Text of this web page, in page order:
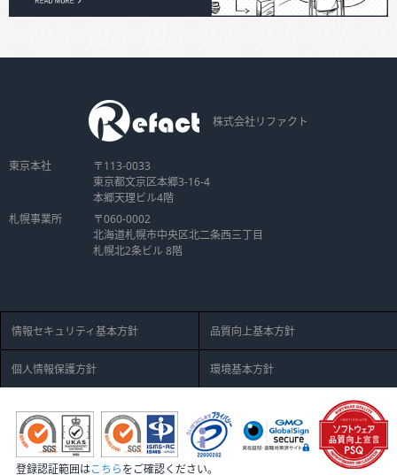
株式会社リファクト
東京本社
〒113-0033
東京都文京区本郷3-16-4
本郷天理ビル4階
札幌事業所
〒060-0002
北海道札幌市中央区北二条西三丁目
札幌北2条ビル 8階
情報セキュリティ基本方針 品質向上基本方針
個人情報保護方針 環境基本方針
登録認証範囲はこちらをご確認ください。